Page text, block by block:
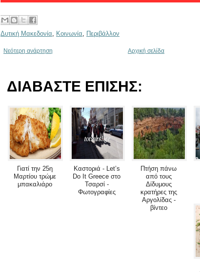
Δυτική Μακεδονία, Κοινωνία, Περιβάλλον
Νεότερη ανάρτηση Αρχική σελίδα
ΔΙΑΒΑΣΤΕ ΕΠΙΣΗΣ:
Γιατί την 25η
Μαρτίου τρώμε
μπακαλιάρο
Καστοριά - Let’s
Do It Greece στο
Τσαρσί -
Φωτογραφίες
Πτήση πάνω
από τους
Δίδυμους
κρατήρες της
Αργολίδας -
βίντεο